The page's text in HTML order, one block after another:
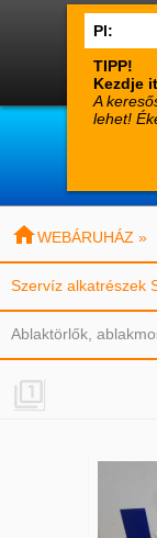


WEBÁRUHÁZ »
Szervíz alkatrészek
Ablaktörlők,
